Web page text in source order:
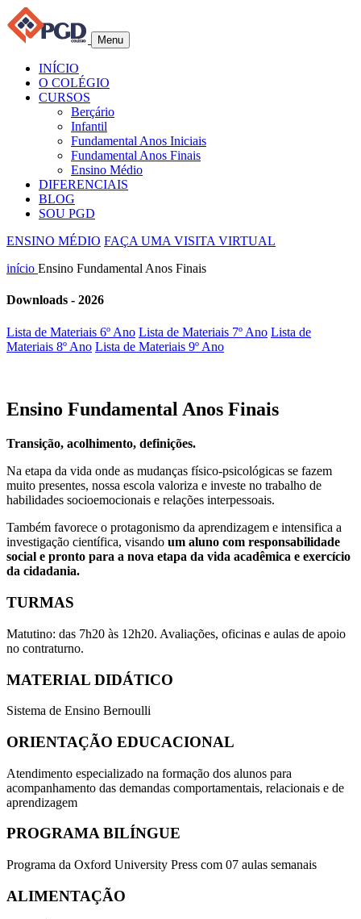
Menu
INÍCIO
O COLÉGIO
CURSOS
Berçário
Infantil
Fundamental Anos Iniciais
Fundamental Anos Finais
Ensino Médio
DIFERENCIAIS
BLOG
SOU PGD
ENSINO MÉDIO FAÇA UMA VISITA VIRTUAL
início Ensino Fundamental Anos Finais
Downloads - 2026
Lista de Materiais 6º Ano Lista de Materiais 7º Ano Lista de
Materiais 8º Ano Lista de Materiais 9º Ano
Ensino Fundamental Anos Finais
Transição, acolhimento, definições.
Na etapa da vida onde as mudanças físico-psicológicas se fazem
muito presentes, nossa escola valoriza e investe no trabalho de
habilidades socioemocionais e relações interpessoais.
Também favorece o protagonismo da aprendizagem e intensifica a
investigação científica, visando um aluno com responsabilidade
social e pronto para a nova etapa da vida acadêmica e exercício
da cidadania.
TURMAS
Matutino: das 7h20 às 12h20. Avaliações, oficinas e aulas de apoio
no contraturno.
MATERIAL DIDÁTICO
Sistema de Ensino Bernoulli
ORIENTAÇÃO EDUCACIONAL
Atendimento especializado na formação dos alunos para
acompanhamento das demandas comportamentais, relacionais e de
aprendizagem
PROGRAMA BILÍNGUE
Programa da Oxford University Press com 07 aulas semanais
ALIMENTAÇÃO